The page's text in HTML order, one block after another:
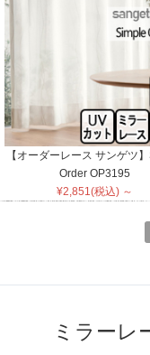
【オーダーレース サンゲツ
Order OP3195
¥2,851(税込) ～
ミラーレ